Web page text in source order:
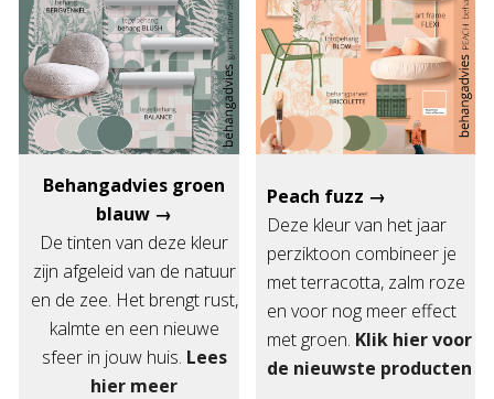
Behangadvies groen
blauw →
De tinten van deze kleur
zijn afgeleid van de natuur
en de zee. Het brengt rust,
kalmte en een nieuwe
sfeer in jouw huis. Lees
hier meer
Peach fuzz →
Deze kleur van het jaar
perziktoon combineer je
met terracotta, zalm roze
en voor nog meer effect
met groen. Klik hier voor
de nieuwste producten